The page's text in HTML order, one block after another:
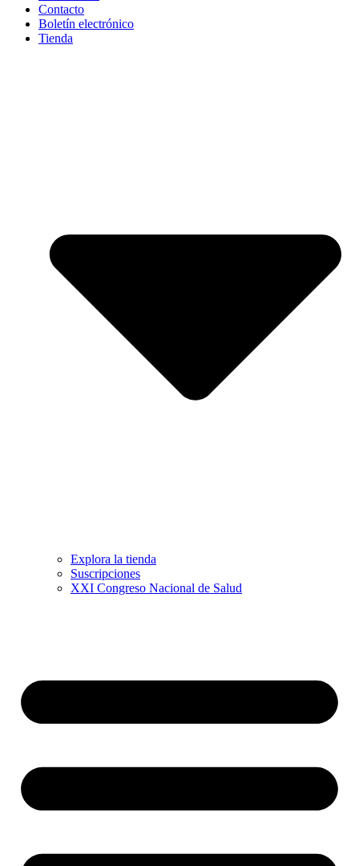
Contacto
Boletín electrónico
Tienda
Explora la tienda
Suscripciones
XXI Congreso Nacional de Salud